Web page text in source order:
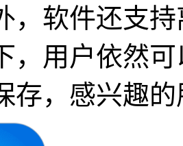
，软件还支
，用户依然
存，感兴趣